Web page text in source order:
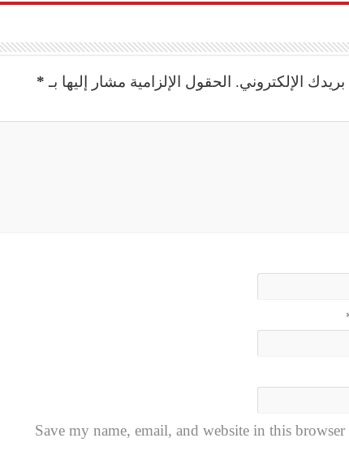
الإلكتروني. الحقول الإلزامية مشار إليها بـ *
Save my name, email, and website in this